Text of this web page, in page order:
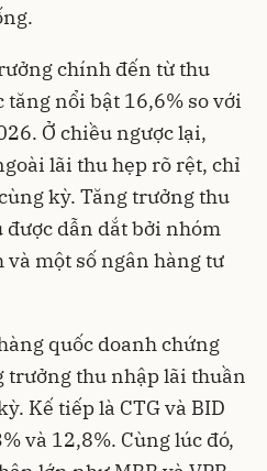
.
chính đến từ thu
nổi bật 16,6% so với
. Ở chiều ngược lại,
lãi thu hẹp rõ rệt, chỉ
kỳ. Tăng trưởng thu
dẫn dắt bởi nhóm
một số ngân hàng tư
quốc doanh chứng
trưởng thu nhập lãi thuần
Kế tiếp là CTG và BID
và 12,8%. Cùng lúc đó,